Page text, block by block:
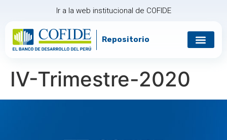
Ir a la web institucional de COFIDE
Repositorio
IV-Trimestre-2020